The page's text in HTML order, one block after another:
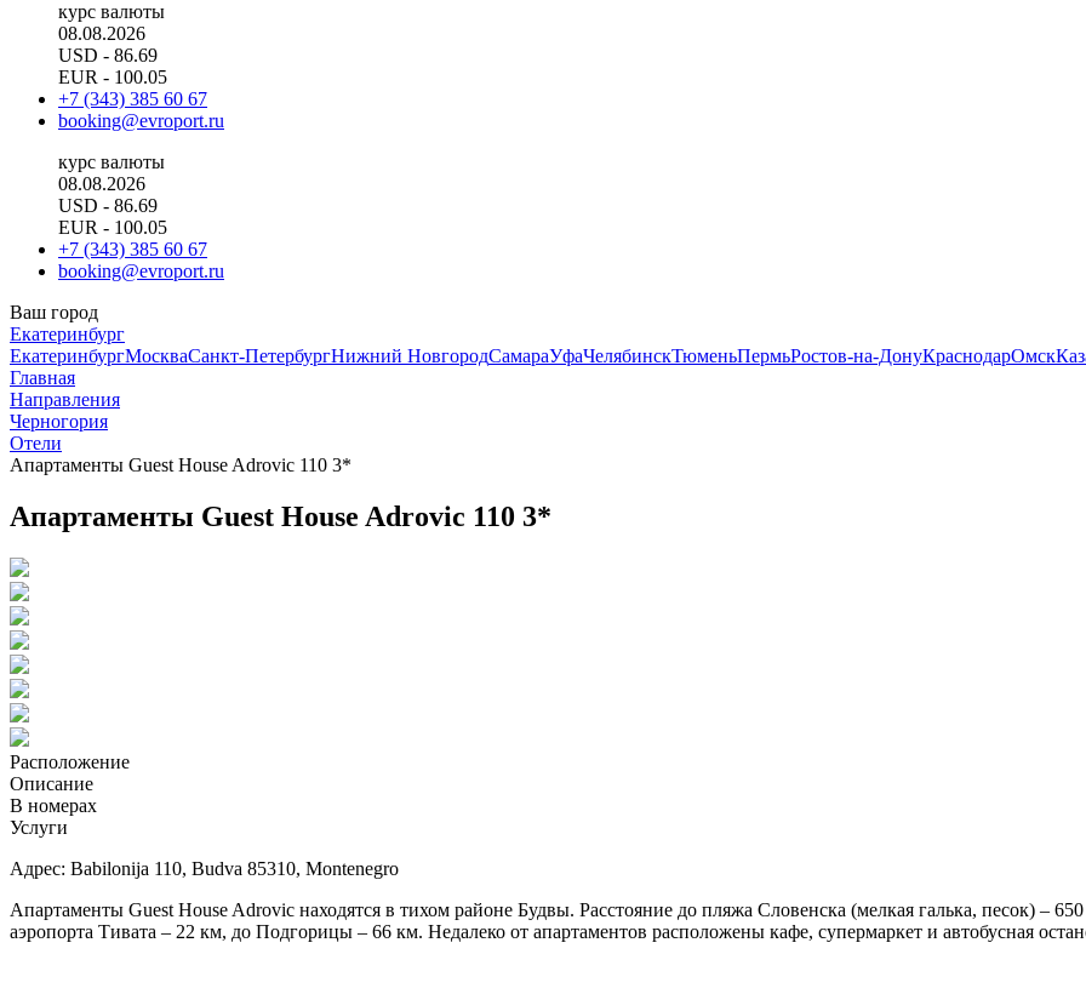
курс валюты
08.08.2026
USD - 86.69
EUR - 100.05
+7 (343) 385 60 67
booking@evroport.ru
курс валюты
08.08.2026
USD - 86.69
EUR - 100.05
+7 (343) 385 60 67
booking@evroport.ru
Ваш город
Екатеринбург
ЕкатеринбургМоскваСанкт-ПетербургНижний НовгородСамараУфаЧелябинскТюменьПермьРостов-на-ДонуКраснодарОмск
Главная
Направления
Черногория
Отели
Апартаменты Guest House Adrovic 110 3*
Апартаменты Guest House Adrovic 110 3*
Расположение
Описание
В номерах
Услуги
Адрес: Babilonija 110, Budva 85310, Montenegro
Апартаменты Guest House Adrovic находятся в тихом районе Будвы. Расстояние до пляжа Словенска (мелкая галька, песок) –
аэропорта Тивата – 22 км, до Подгорицы – 66 км. Недалеко от апартаментов расположены кафе, супермаркет и автобусная